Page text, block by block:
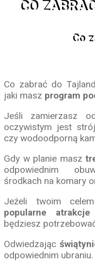
CO
Co
Co zabrać do
jaki masz program
Jeśli zamierzasz
oczywistym jest
czy wodoodporną
Gdy w planie masz
odpowiednim
środkach na komary
Jeżeli twoim
popularne
będziesz
Odwiedzając
odpowiednim ubraniu.